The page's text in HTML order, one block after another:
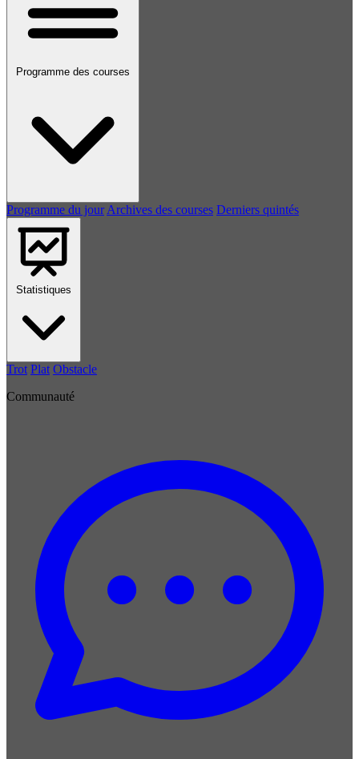
Programme des courses
Programme du jour Archives des courses Derniers quintés
Statistiques
Trot Plat Obstacle
Communauté